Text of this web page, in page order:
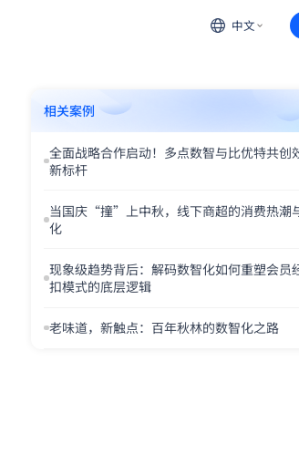
中文
相关案例
全面战略合作启动！多点数智与比优特共创
新标杆
当国庆“撞”上中秋，线下商超的消费热潮
化
现象级趋势背后：解码数智化如何重塑会员
扣模式的底层逻辑
老味道，新触点：百年秋林的数智化之路